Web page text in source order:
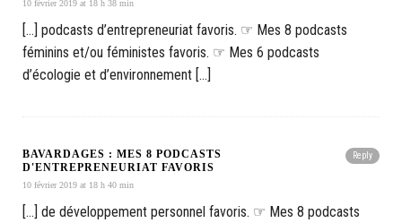
10 février 2019 at 18 h 38 min
[…] podcasts d’entrepreneuriat favoris. ☞ Mes 8 podcasts
féminins et/ou féministes favoris. ☞ Mes 6 podcasts
d’écologie et d’environnement […]
Reply
BAVARDAGES : MES 8 PODCASTS
D'ENTREPRENEURIAT FAVORIS
10 février 2019 at 18 h 40 min
[…] de développement personnel favoris. ☞ Mes 8 podcasts